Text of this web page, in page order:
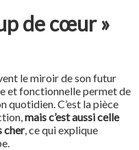
de cœur »
le miroir de son futur
et fonctionnelle permet de
quotidien. C’est la pièce
mais c’est aussi celle
cher, ce qui explique